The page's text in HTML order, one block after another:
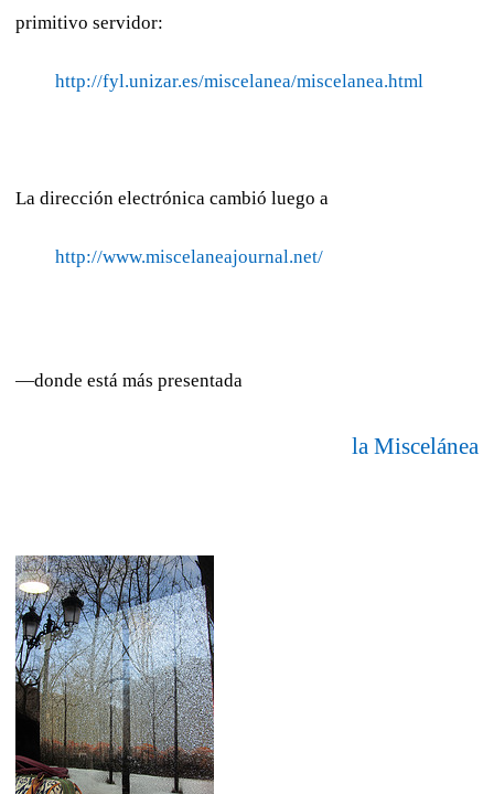
primitivo servidor:
http://fyl.unizar.es/miscelanea/miscelanea.html
La dirección electrónica cambió luego a
http://www.miscelaneajournal.net/
—donde está más presentada
la Miscelánea